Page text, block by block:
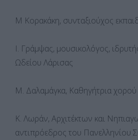
Μ Κορακάκη, συνταξιούχος
Ι. Γράμψας, μουσικολόγος,
Ωδείου Λάρισας
Μ. Δαλαμάγκα, Καθηγήτρια χορού
Κ. Λωράν, Αρχιτέκτων και
αντιπρόεδρος του Πανελληνίου